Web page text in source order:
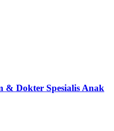
& Dokter Spesialis Anak